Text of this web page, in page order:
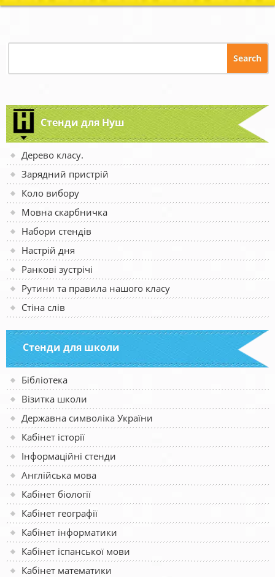
Стенди для Нуш
Дерево класу.
Зарядний пристрій
Коло вибору
Мовна скарбничка
Набори стендів
Настрій дня
Ранкові зустрічі
Рутини та правила нашого класу
Стіна слів
Стенди для школи
Бібліотека
Візитка школи
Державна символіка України
Кабінет історії
Інформаційні стенди
Англійська мова
Кабінет біології
Кабінет географії
Кабінет інформатики
Кабінет іспанської мови
Кабінет математики